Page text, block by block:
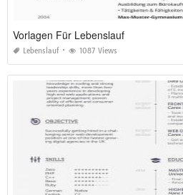
Vorlagen Für Lebenslauf
Lebenslauf 1087 Views